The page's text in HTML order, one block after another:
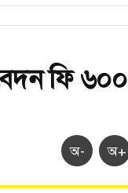
ফি ৬০০
অ- অ+